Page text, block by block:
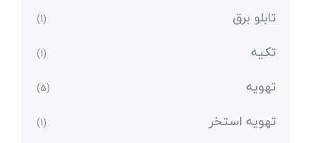
تابلو برق (1)
تکیه (1)
تهویه (5)
تهویه استخر (1)